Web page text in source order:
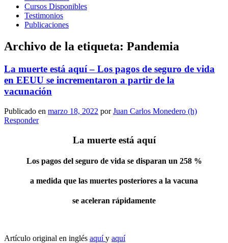
Cursos Disponibles
Testimonios
Publicaciones
Archivo de la etiqueta: Pandemia
La muerte está aquí – Los pagos de seguro de vida
en EEUU se incrementaron a partir de la
vacunación
Publicado en marzo 18, 2022 porJuan Carlos Monedero (h)
Responder
La muerte está aquí
Los pagos del seguro de vida se disparan un 258 %
a medida que las muertes posteriores a la vacuna
se aceleran rápidamente
Artículo original en inglés aquíy aquí